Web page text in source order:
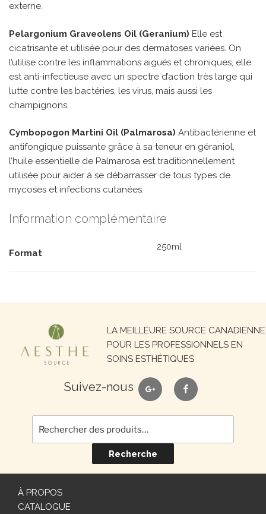
externe.
Pelargonium Graveolens Oil (Geranium) Elle est
cicatrisante et utilisée pour des dermatoses variées. On
l’utilise contre les inflammations aiguës et chroniques, elle
est anti-infectieuse avec un spectre d’action très large qui
lutte contre les bactéries, les virus, mais aussi les
champignons.
Cymbopogon Martini Oil (Palmarosa) Antibactérienne et
antifongique puissante grâce à sa teneur en géraniol,
l’huile essentielle de Palmarosa est traditionnellement
utilisée pour aider à se débarrasser de tous types de
mycoses et infections cutanées.
Information complémentaire
Format
250ml
LA MEILLEURE SOURCE CANADIENNE
POUR LES PROFESSIONNELS EN
SOINS ESTHÉTIQUES
Suivez-nous google facebook
Recherche
pour :
Recherche
À PROPOS
CATALOGUE